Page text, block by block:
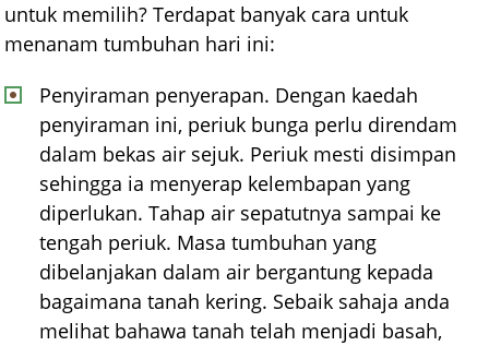
untuk memilih? Terdapat banyak cara untuk
menanam tumbuhan hari ini:
Penyiraman penyerapan. Dengan kaedah
penyiraman ini, periuk bunga perlu direndam
dalam bekas air sejuk. Periuk mesti disimpan
sehingga ia menyerap kelembapan yang
diperlukan. Tahap air sepatutnya sampai ke
tengah periuk. Masa tumbuhan yang
dibelanjakan dalam air bergantung kepada
bagaimana tanah kering. Sebaik sahaja anda
melihat bahawa tanah telah menjadi basah,